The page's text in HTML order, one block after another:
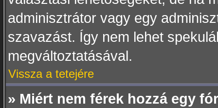
adminisztrátor vagy egy
szavazást. Így nem lehet
megváltoztatásával.
Vissza a tetejére
» Miért nem férek hozzá egy